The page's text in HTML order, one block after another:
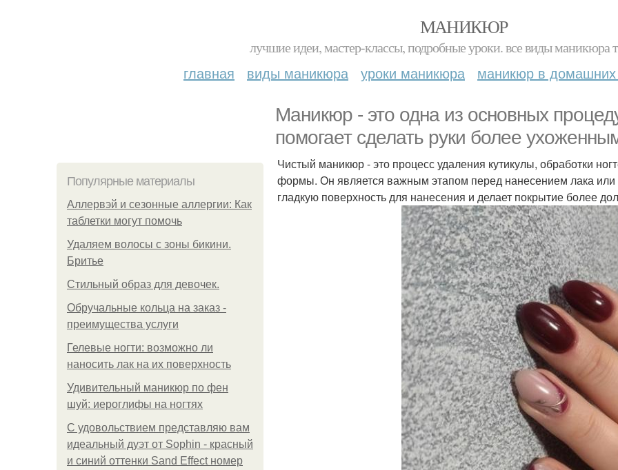
МАНИКЮР
лучшие идеи, мастер-классы, подробные уроки. все виды маникюра
главная виды маникюра уроки маникюра маникюр в домашних
Маникюр - это одна из основных
помогает сделать руки более
Популярные материалы
Аллервэй и сезонные аллергии: Как
таблетки могут помочь
Удаляем волосы с зоны бикини.
Бритье
Стильный образ для девочек.
Обручальные кольца на заказ -
преимущества услуги
Гелевые ногти: возможно ли
наносить лак на их поверхность
Удивительный маникюр по фен
шуй: иероглифы на ногтях
С удовольствием представляю вам
идеальный дуэт от Sophin - красный
и синий оттенки Sand Effect номер
Чистый маникюр - это процесс удаления кутикулы, обработки
формы. Он является важным этапом перед нанесением лака или
гладкую поверхность для нанесения и делает покрытие более